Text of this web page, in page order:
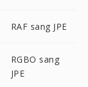
RAF sang JPE
RGBO sang
JPE